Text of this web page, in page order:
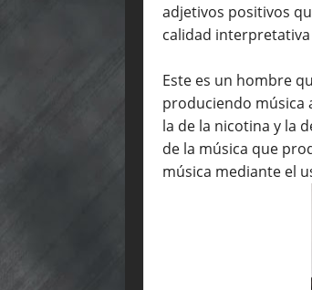
adjetivos positivos
calidad
Este es un hombre
produciendo música
la de la nicotina y la
de la música que
música mediante el